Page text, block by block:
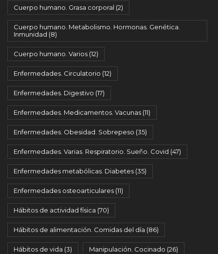
Cuerpo humano. Grasa corporal (2)
Cuerpo humano. Metabolismo. Hormonas. Genética.
Inmunidad (8)
Cuerpo humano. Varios (12)
Enfermedades. Circulatorio (12)
Enfermedades. Digestivo (17)
Enfermedades. Medicamentos. Vacunas (11)
Enfermedades. Obesidad. Sobrepeso (35)
Enfermedades. Varias. Respiratorio. Sueño. Covid (47)
Enfermedades metabólicas. Diabetes (35)
Enfermedades osteoarticulares (11)
Hábitos de actividad física (70)
Hábitos de alimentación. Comidas del día (86)
Hábitos de vida (3) Manipulación. Cocinado (26)